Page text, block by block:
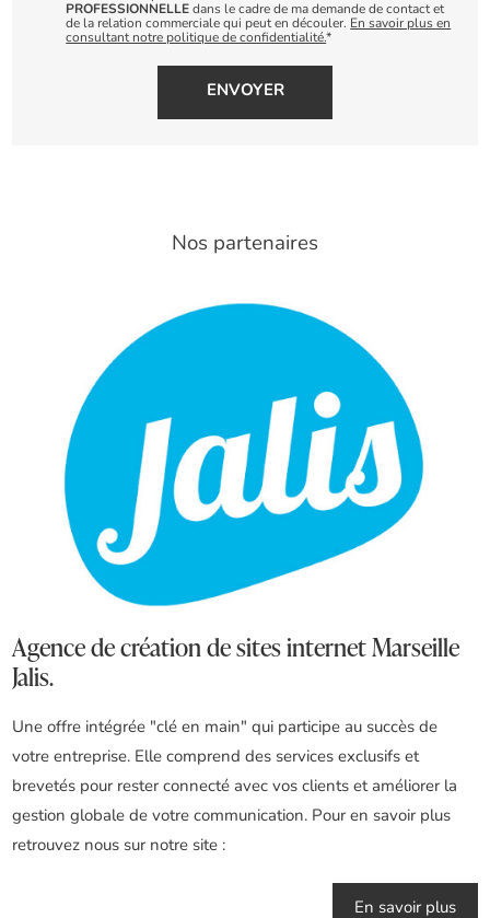
PROFESSIONNELLE dans le cadre de ma demande de contact et
de la relation commerciale qui peut en découler. En savoir plus en
consultant notre politique de confidentialité.*
Nos partenaires
Agence de création de sites internet Marseille
Jalis.
Une offre intégrée "clé en main" qui participe au succès de
votre entreprise. Elle comprend des services exclusifs et
brevetés pour rester connecté avec vos clients et améliorer la
gestion globale de votre communication. Pour en savoir plus
retrouvez nous sur notre site :
En savoir plus